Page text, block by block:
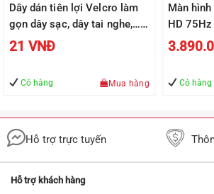
Dây dán tiên lợi Velcro làm
gọn dây sạc, dây tai nghe,…
UGREEN 50370
21 VNĐ
Có hàng Mua hàng
Màn hình
HD
hành 24
Có hàng
Hỗ trợ trực tuyến
Hỗ trợ khách hàng